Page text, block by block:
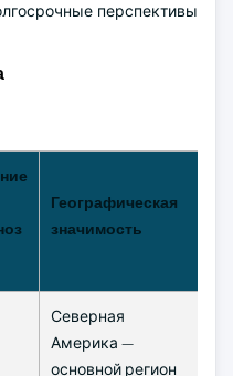
перспективы
Географическая
значимость
Северная
Америка —
основной регион